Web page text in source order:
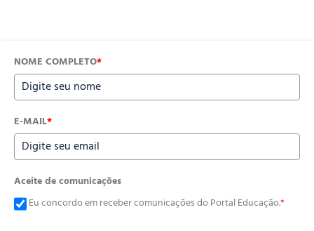
NOME COMPLETO*
E-MAIL*
Aceite de comunicações
Eu concordo em receber comunicações do Portal Educação.*